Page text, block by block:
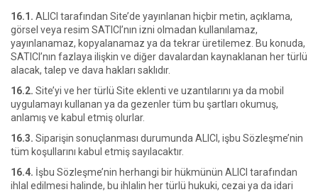
16.1. ALICI tarafından Site’de yayınlanan hiçbir metin, açıklama,
görsel veya resim SATICI’nın izni olmadan kullanılamaz,
yayınlanamaz, kopyalanamaz ya da tekrar üretilemez. Bu konuda,
SATICI’nın fazlaya ilişkin ve diğer davalardan kaynaklanan her türlü
alacak, talep ve dava hakları saklıdır.
16.2. Site’yi ve her türlü Site eklenti ve uzantılarını ya da mobil
uygulamayı kullanan ya da gezenler tüm bu şartları okumuş,
anlamış ve kabul etmiş olurlar.
16.3. Siparişin sonuçlanması durumunda ALICI, işbu Sözleşme’nin
tüm koşullarını kabul etmiş sayılacaktır.
16.4. İşbu Sözleşme’nin herhangi bir hükmünün ALICI tarafından
ihlal edilmesi halinde, bu ihlalin her türlü hukuki, cezai ya da idari